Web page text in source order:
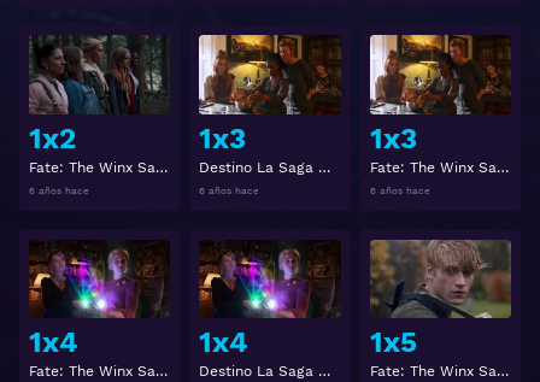
1x2
Fate: The Winx Saga 1x2
6 años hace
Ver
1x3
Destino La Saga Winx (Fate: The Winx Saga) 1x3
6 años hace
Ver
1x3
Fate: The Winx Saga 1x3
6 años hace
1x4
Fate: The Winx Saga 1x4
Ver
1x4
Destino La Saga Winx (Fate: The Winx Saga) 1x4
Ver
1x5
Fate: The Winx Saga 1x5